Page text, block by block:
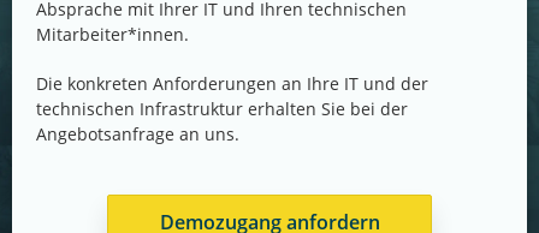
Absprache mit Ihrer IT und Ihren technischen
Mitarbeiter*innen.
Die konkreten Anforderungen an Ihre IT und der
technischen Infrastruktur erhalten Sie bei der
Angebotsanfrage an uns.
Demozugang anfordern